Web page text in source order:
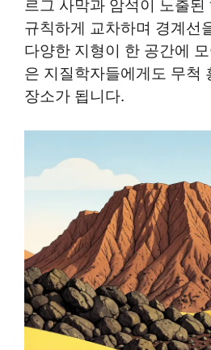
르그 사막과 암석이 노출
규칙하게 교차하며 경계선
다양한 지형이 한 공간에
은 지질학자들에게도 무척
장소가 됩니다.